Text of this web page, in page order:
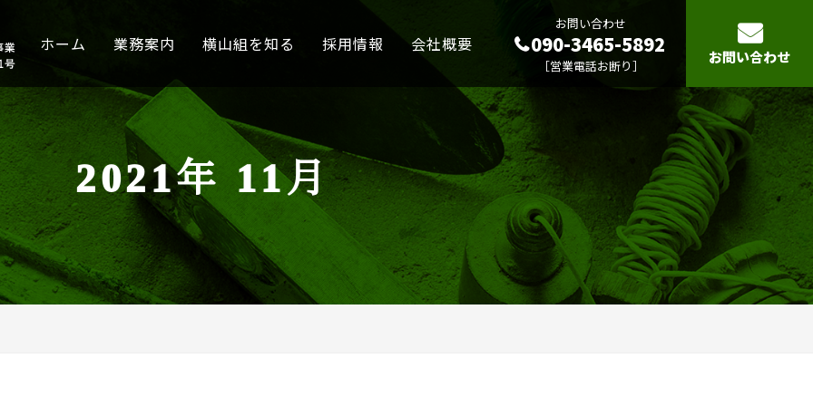
ホーム 業務案内 横山組を知る 採用情報 会社概要
お問い合わせ
090-3465-5892
［営業電話お断り］ お問い合わせ
2021年 11月